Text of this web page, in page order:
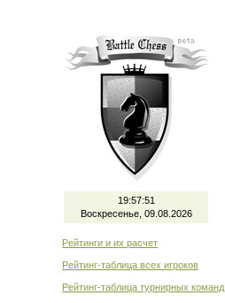
19:57:51
Воскресенье, 09.08.2026
Рейтинги и их расчет
Рейтинг-таблица всех игроков
Рейтинг-таблица турнирных команд